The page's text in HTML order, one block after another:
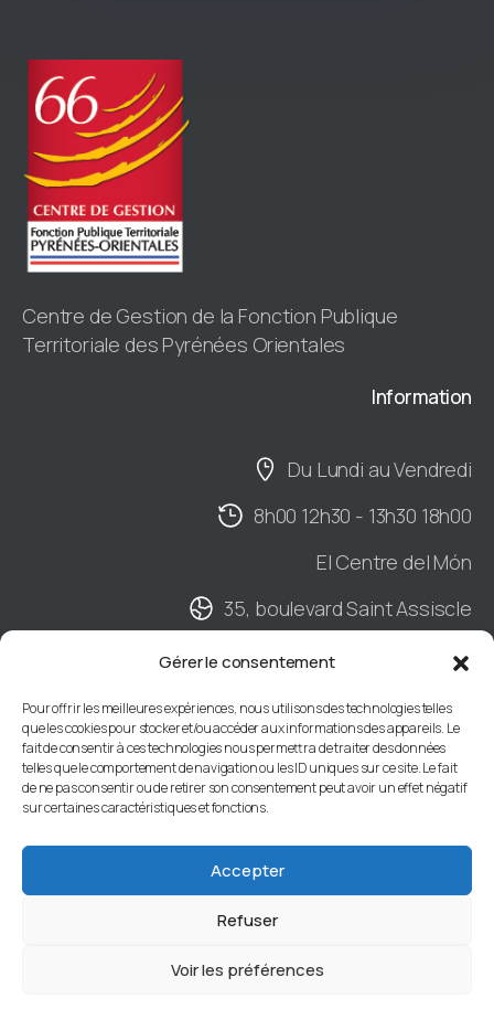
Gérer le consentement
Pour offrir les meilleures expériences, nous utilisons des technologies telles
que les cookies pour stocker et/ou accéder aux informations des appareils. Le
fait de consentir à ces technologies nous permettra de traiter des données
telles que le comportement de navigation ou les ID uniques sur ce site. Le fait
de ne pas consentir ou de retirer son consentement peut avoir un effet négatif
sur certaines caractéristiques et fonctions.
Accepter
Refuser
Voir les préférences
Centre de Gestion de la Fonction Publique
Territoriale des Pyrénées Orientales
Information
Du Lundi au Vendredi
8h00 12h30 - 13h30 18h00
El Centre del Món
35, boulevard Saint Assiscle
Hall B - 2ème étage
BP901 - 66020 PERPIGNAN Cedex
04 68 34 88 66
Mentions légales|Accessibilité : non
conforme